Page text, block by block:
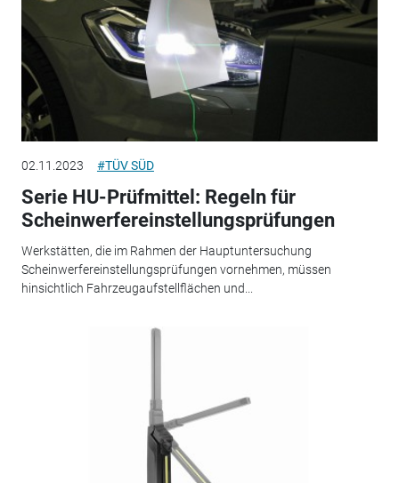
02.11.2023 #TÜV SÜD
Serie HU-Prüfmittel: Regeln für
Scheinwerfereinstellungsprüfungen
Werkstätten, die im Rahmen der Hauptuntersuchung
Scheinwerfereinstellungsprüfungen vornehmen, müssen
hinsichtlich Fahrzeugaufstellflächen und...